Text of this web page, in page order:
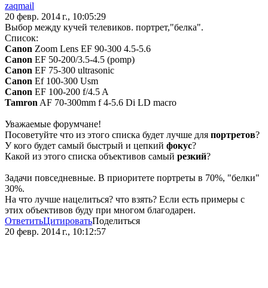
zaqmail
20 февр. 2014 г., 10:05:29
Выбор между кучей телевиков. портрет,"белка".
Список:
Canon Zoom Lens EF 90-300 4.5-5.6
Canon EF 50-200/3.5-4.5 (pomp)
Canon EF 75-300 ultrasonic
Canon Ef 100-300 Usm
Canon EF 100-200 f/4.5 A
Tamron AF 70-300mm f 4-5.6 Di LD macro
Уважаемые форумчане!
Посоветуйте что из этого списка будет лучше для портретов?
У кого будет самый быстрый и цепкий фокус?
Какой из этого списка объективов самый резкий?
Задачи повседневные. В приоритете портреты в 70%, "белки"
30%.
На что лучше нацелиться? что взять? Если есть примеры с
этих объективов буду при многом благодарен.
ОтветитьЦитироватьПоделиться
20 февр. 2014 г., 10:12:57